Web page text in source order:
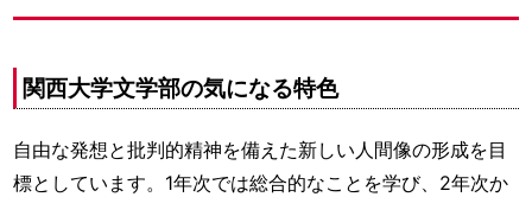
関西大学文学部の気になる特色
自由な発想と批判的精神を備えた新しい人間像の形成を目
標としています。1年次では総合的なことを学び、2年次か